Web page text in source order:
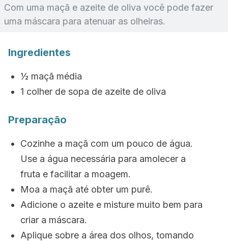
Com uma maçã e azeite de oliva você pode fazer
uma máscara para atenuar as olheiras.
Ingredientes
½ maçã média
1 colher de sopa de azeite de oliva
Preparação
Cozinhe a maçã com um pouco de água.
Use a água necessária para amolecer a
fruta e facilitar a moagem.
Moa a maçã até obter um purê.
Adicione o azeite e misture muito bem para
criar a máscara.
Aplique sobre a área dos olhos, tomando